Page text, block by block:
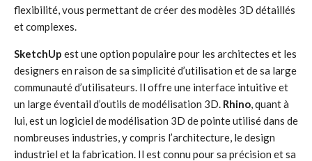
flexibilité, vous permettant de créer des modèles 3D détaillés
et complexes.
SketchUp est une option populaire pour les architectes et les
designers en raison de sa simplicité d’utilisation et de sa large
communauté d’utilisateurs. Il offre une interface intuitive et
un large éventail d’outils de modélisation 3D. Rhino, quant à
lui, est un logiciel de modélisation 3D de pointe utilisé dans de
nombreuses industries, y compris l’architecture, le design
industriel et la fabrication. Il est connu pour sa précision et sa